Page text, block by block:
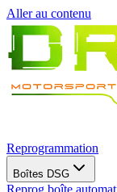
Aller au contenu
Reprogrammation
Boîtes DSG
Reprog boîte